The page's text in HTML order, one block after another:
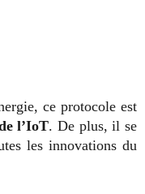
ce protocole est
l’IoT. De plus, il se
les innovations du